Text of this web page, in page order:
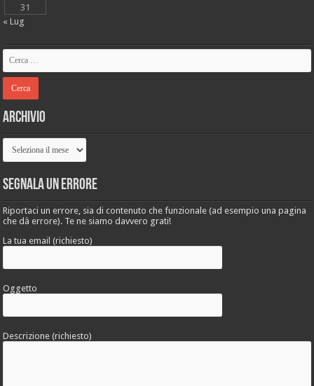
31
« Lug
Archivio
Archivio
Segnala un errore
Riportaci un errore, sia di contenuto che funzionale (ad esempio una pagina
che dà errore). Te ne siamo davvero grati!
La tua email (richiesto)
Oggetto
Descrizione (richiesto)